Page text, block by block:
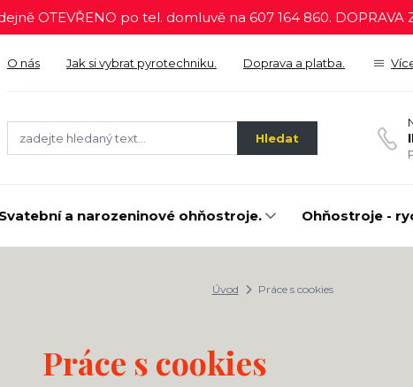
OTEVŘENO po tel. domluvě na 607 164 860.
O nás Jak si vybrat pyrotechniku. Doprava a platba.
Hledat
Svatební a narozeninové ohňostroje. Ohňostroje -
Úvod Práce s cookies
Práce s cookies